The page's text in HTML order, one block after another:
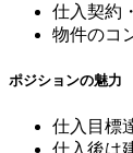
仕入契約
物件のコ
ポジションの魅力
仕入目標
仕入後は